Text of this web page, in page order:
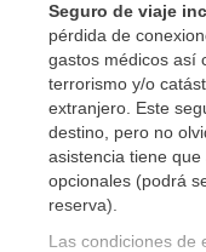
Seguro de viaje
pérdida de
gastos médicos así
terrorismo y/o
extranjero. Este
destino, pero no
asistencia tiene
opcionales (podrá
reserva)
Las condiciones de